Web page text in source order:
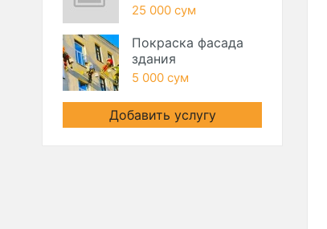
25 000 сум
Покраска фасада
здания
5 000 сум
Добавить услугу